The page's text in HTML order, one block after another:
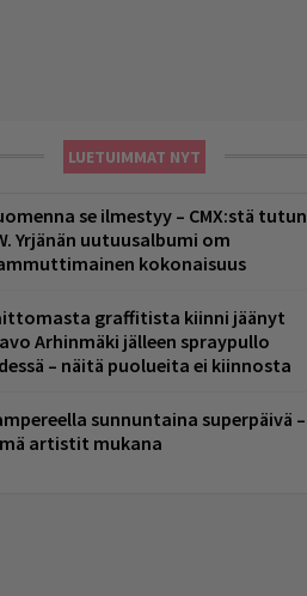
LUETUIMMAT NYT
se ilmestyy – CMX:stä tutun
Yrjänän uutuusalbumi om
kokonaisuus
graffitista kiinni jäänyt
Arhinmäki jälleen spraypullo
– näitä puolueita ei kiinnosta
sunnuntaina superpäivä –
artistit mukana